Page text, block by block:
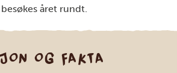
året rundt.
OG FAKTA